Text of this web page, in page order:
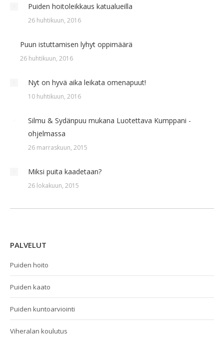
Puiden hoitoleikkaus katualueilla
26 huhtikuun, 2016
Puun istuttamisen lyhyt oppimäärä
26 huhtikuun, 2016
Nyt on hyvä aika leikata omenapuut!
10 huhtikuun, 2016
Silmu & Sydänpuu mukana Luotettava Kumppani -
ohjelmassa
26 marraskuun, 2015
Miksi puita kaadetaan?
26 lokakuun, 2015
PALVELUT
Puiden hoito
Puiden kaato
Puiden kuntoarviointi
Viheralan koulutus